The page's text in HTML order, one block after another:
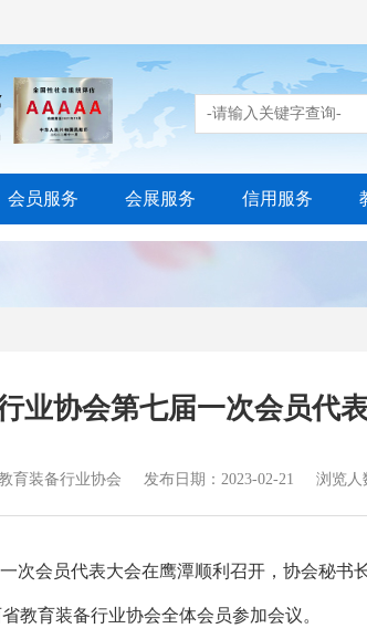
会员服务 会展服务 信用服务
业协会第七届一次会员代
育装备行业协会 发布日期：2023-02-21 浏览人
会员代表大会在鹰潭顺利召开，协会秘书
教育装备行业协会全体会员参加会议。